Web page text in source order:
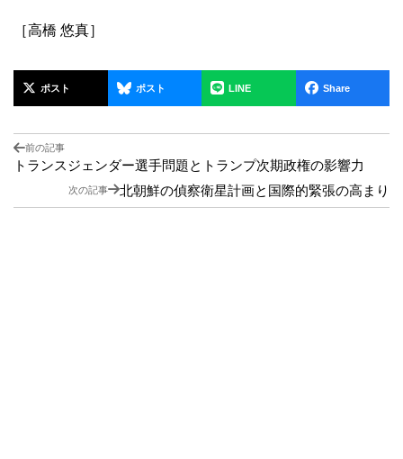
［高橋 悠真］
ポスト ポスト LINE Share
前の記事
トランスジェンダー選手問題とトランプ次期政権の影響力
次の記事 北朝鮮の偵察衛星計画と国際的緊張の高まり